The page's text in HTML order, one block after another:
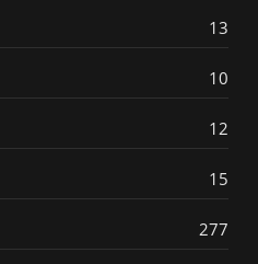
13
10
12
15
277